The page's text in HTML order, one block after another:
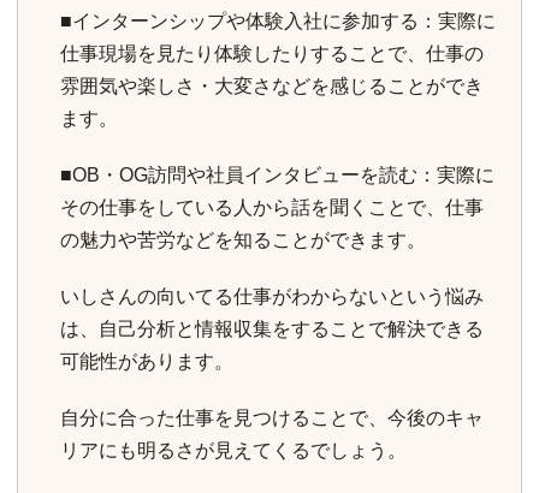
■インターンシップや体験入社に参加する：実際に
仕事現場を見たり体験したりすることで、仕事の
雰囲気や楽しさ・大変さなどを感じることができ
ます。
■OB・OG訪問や社員インタビューを読む：実際に
その仕事をしている人から話を聞くことで、仕事
の魅力や苦労などを知ることができます。
いしさんの向いてる仕事がわからないという悩み
は、自己分析と情報収集をすることで解決できる
可能性があります。
自分に合った仕事を見つけることで、今後のキャ
リアにも明るさが見えてくるでしょう。